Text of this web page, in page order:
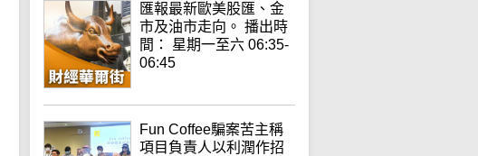
匯報最新歐美股匯、金
市及油市走向。 播出時
間： 星期一至六 06:35-
06:45
Fun Coffee騙案苦主稱
項目負責人以利潤作招